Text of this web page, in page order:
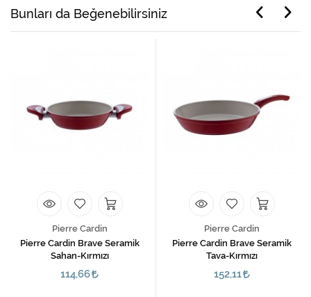
Bunları da Beğenebilirsiniz
Pierre Cardin
Pierre Cardin Brave Seramik
Sahan-Kırmızı
114,66
Pierre Cardin
Pierre Cardin Brave Seramik
Tava-Kırmızı
152,11